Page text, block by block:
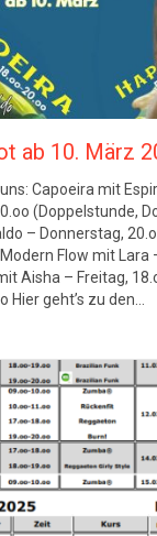
ab 10. März
Capoeira mit
(Doppelstunde,
– Donnerstag,
Flow mit Lara
Aisha – Freitag,
Hier geht’s zu den…